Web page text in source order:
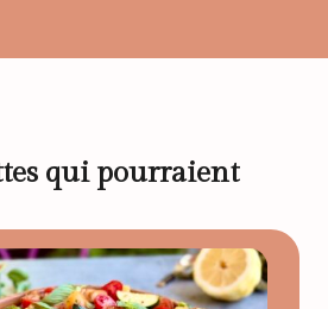
qui pourraient